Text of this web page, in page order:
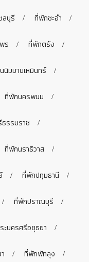
บุรี ที่พักชะอำ
ร ที่พักตรัง
นิมมานเหมินทร์
ที่พักนครพนม
รรมราช
ที่พักนราธิวาส
ที่พักปทุมธานี
ที่พักปราณบุรี
นครศรีอยุธยา
ที่พักพัทลุง